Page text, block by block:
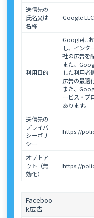
送信先の
氏名又は
名称
Google LLC
利用目的
Googleに
し、インタ
社の広告を
また、
した利用者
広告の最適
また、
ービス・プ
あります。
送信先の
プライバ
シーポリ
シー
https://
オプトア
ウト（無
効化）
https://
Faceboo
k広告